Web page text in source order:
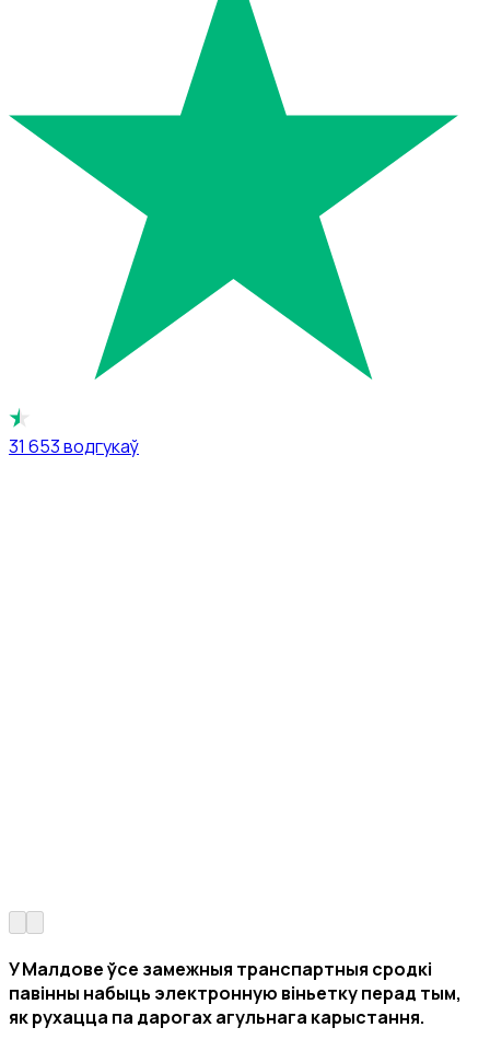
31 653водгукаў
У Малдове ўсе замежныя транспартныя сродкі
павінны набыць электронную віньетку перад тым,
як рухацца па дарогах агульнага карыстання.